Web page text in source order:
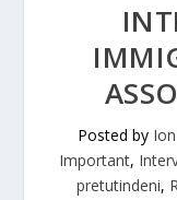
Posted by
Important,
pretutindeni,